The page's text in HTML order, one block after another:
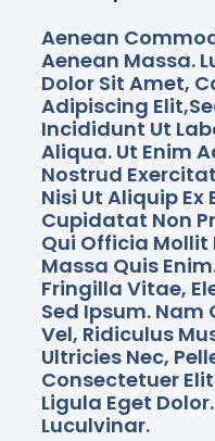
Aenean
Aenean Massa.
Dolor Sit Amet,
Adipiscing
Incididunt Ut
Aliqua. Ut Enim
Nostrud
Nisi Ut Aliquip
Cupidatat Non
Qui Officia
Massa Quis
Fringilla Vitae,
Sed Ipsum.
Vel, Ridiculus
Ultricies Nec,
Consectetuer
Ligula Eget
Luculvinar.